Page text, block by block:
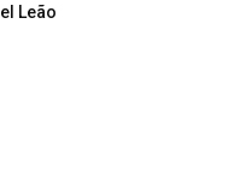
Leão